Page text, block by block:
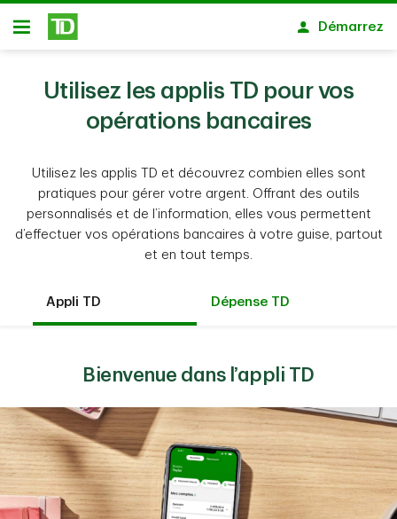
Passer au contenu principal
Ouvert
Démarrez
Utilisez les applis TD pour vos
opérations bancaires
Utilisez les applis TD et découvrez combien elles sont
pratiques pour gérer votre argent. Offrant des outils
personnalisés et de l’information, elles vous permettent
d’effectuer vos opérations bancaires à votre guise, partout
et en tout temps.
Appli TD Dépense TD
Bienvenue dans l’appli TD